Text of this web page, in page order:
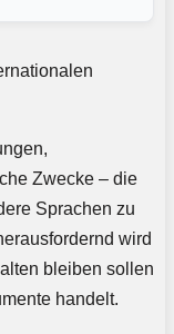
Zwecke – die
Sprachen zu
wird
bleiben sollen
handelt.